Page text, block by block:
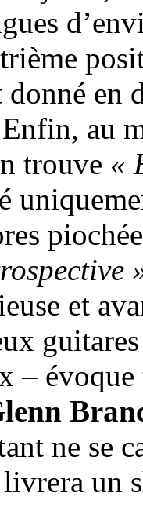
donné en
au
trouve «
et
–
ne se
un